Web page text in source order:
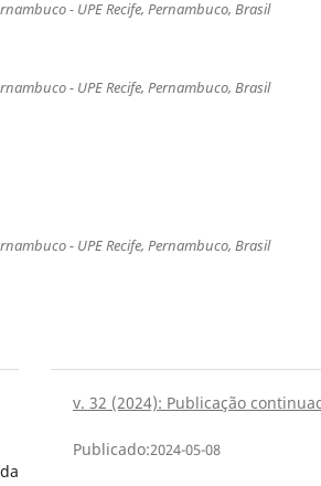
- UPE Recife, Pernambuco, Brasil
- UPE Recife, Pernambuco, Brasil
- UPE Recife, Pernambuco, Brasil
v. 32 (2024): Publicação
Publicado:2024-05-08